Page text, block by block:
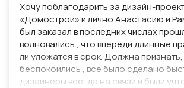
Хочу поблагодарить за дизайн-
«Домострой» и лично Анастасию и
был заказал в последних числах
волновались , что впереди длинные
ли уложатся в срок. Должна
беспокоились , все было сделано
дизайнеры всегда на связи и были